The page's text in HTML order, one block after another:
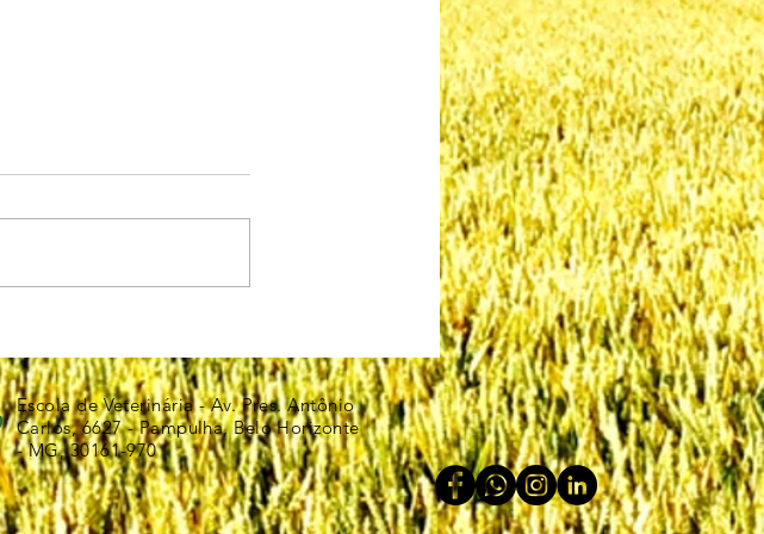
Escola de Veterinária - Av. Pres. Antônio
Carlos, 6627 - Pampulha, Belo Horizonte
- MG, 30161-970